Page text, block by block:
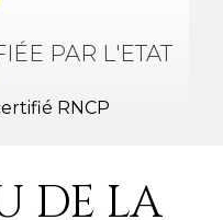
PAR L'ETAT
RNCP
DE LA